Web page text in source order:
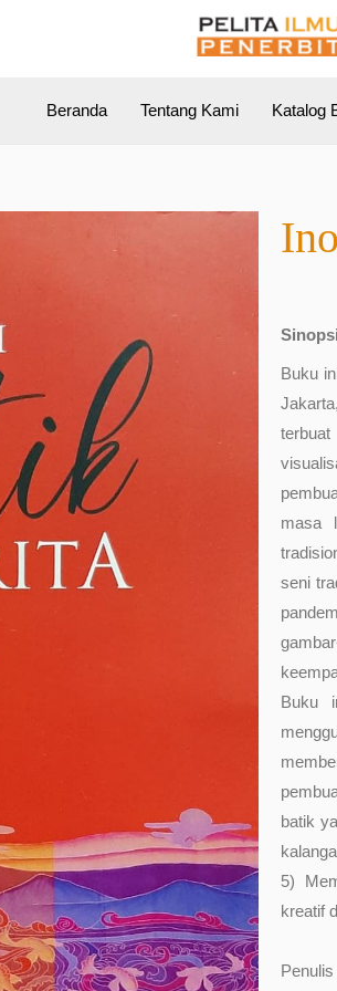
Beranda Tentang Kami Katalog
Buku
masa
seni
Buku
batik
5)
kreatif